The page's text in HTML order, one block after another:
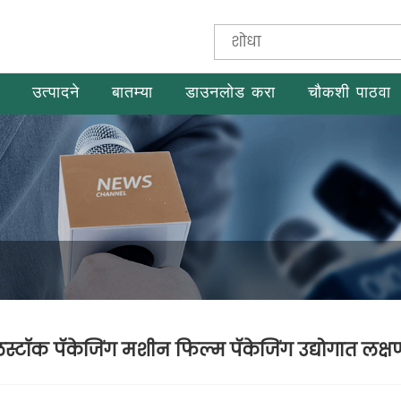
उत्पादने बातम्या डाउनलोड करा चौकशी पाठवा
पॅकेजिंग मशीन फिल्म पॅकेजिंग उद्योगात